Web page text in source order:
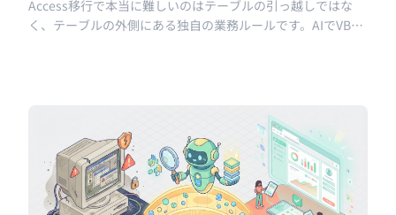
Access移行で本当に難しいのはテーブルの引っ越しではな
く、テーブルの外側にある独自の業務ルールです。AIでVBA